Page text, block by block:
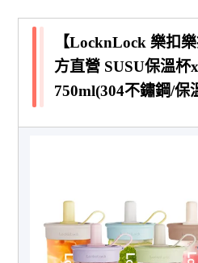
【LocknLock 樂扣
方直營 SUSU保溫
750ml(304不鏽鋼/保